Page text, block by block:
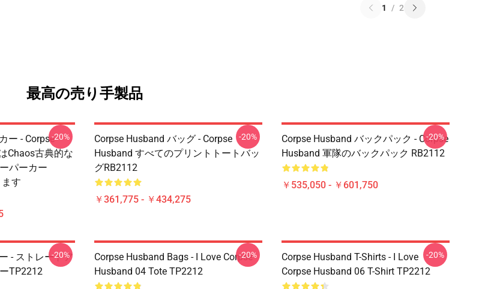
1 / 2
最高の売り手製品
ー - Corpse
chaos古典的な
パーカー
す
-20%
Corpse Husband バッグ - Corpse
Husband すべてのプリントトートバッ
グRB2112
￥361,775 - ￥434,275
-20%
Corpse Husband バックパック - Corpse
Husband 軍隊のバックパック RB2112
￥535,050 - ￥601,750
-20%
- ストレートア
TP2212
-20%
Corpse Husband Bags - I Love Corpse
Husband 04 Tote TP2212
-20%
Corpse Husband T-Shirts - I Love
Corpse Husband 06 T-Shirt TP2212
-20%